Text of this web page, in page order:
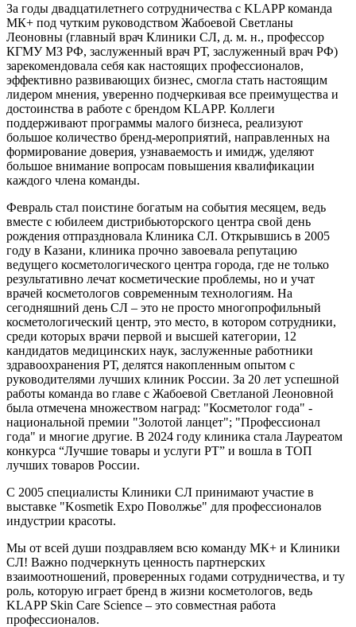
За годы двадцатилетнего сотрудничества с KLAPP команда
МК+ под чутким руководством Жабоевой Светланы
Леоновны (главный врач Клиники СЛ, д. м. н., профессор
КГМУ МЗ РФ, заслуженный врач РТ, заслуженный врач РФ)
зарекомендовала себя как настоящих профессионалов,
эффективно развивающих бизнес, смогла стать настоящим
лидером мнения, уверенно подчеркивая все преимущества и
достоинства в работе с брендом KLAPP. Коллеги
поддерживают программы малого бизнеса, реализуют
большое количество бренд-мероприятий, направленных на
формирование доверия, узнаваемость и имидж, уделяют
большое внимание вопросам повышения квалификации
каждого члена команды.
Февраль стал поистине богатым на события месяцем, ведь
вместе с юбилеем дистрибьюторского центра свой день
рождения отпраздновала Клиника СЛ. Открывшись в 2005
году в Казани, клиника прочно завоевала репутацию
ведущего косметологического центра города, где не только
результативно лечат косметические проблемы, но и учат
врачей косметологов современным технологиям. На
сегодняшний день СЛ – это не просто многопрофильный
косметологический центр, это место, в котором сотрудники,
среди которых врачи первой и высшей категории, 12
кандидатов медицинских наук, заслуженные работники
здравоохранения РТ, делятся накопленным опытом с
руководителями лучших клиник России. За 20 лет успешной
работы команда во главе с Жабоевой Светланой Леоновной
была отмечена множеством наград: "Косметолог года" -
национальной премии "Золотой ланцет"; "Профессионал
года" и многие другие. В 2024 году клиника стала Лауреатом
конкурса “Лучшие товары и услуги РТ” и вошла в ТОП
лучших товаров России.
C 2005 специалисты Клиники СЛ принимают участие в
выставке "Kosmetik Expo Поволжье" для профессионалов
индустрии красоты.
Мы от всей души поздравляем всю команду МК+ и Клиники
СЛ! Важно подчеркнуть ценность партнерских
взаимоотношений, проверенных годами сотрудничества, и ту
роль, которую играет бренд в жизни косметологов, ведь
KLAPP Skin Care Science – это совместная работа
профессионалов.